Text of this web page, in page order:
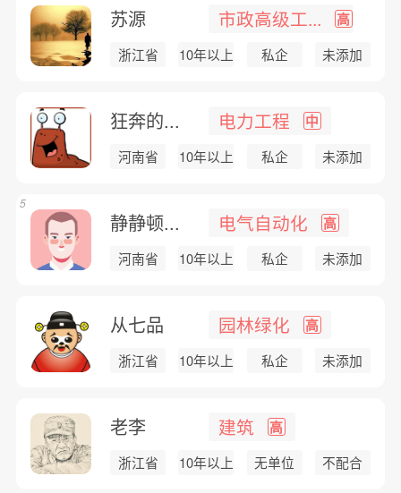
苏源 市政高级工... 高
浙江省 10年以上 私企 未添加
狂奔的... 电力工程 中
河南省 10年以上 私企 未添加
静静顿... 电气自动化 高
河南省 10年以上 私企 未添加
5
从七品 园林绿化 高
浙江省 10年以上 私企 未添加
老李 建筑 高
浙江省 10年以上 无单位 不配合